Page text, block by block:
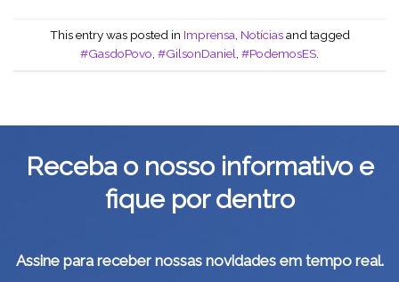
This entry was posted in Imprensa Notíciasand tagged
#GasdoPovo #GilsonDaniel #PodemosES
Receba o nosso informativo e
fique por dentro
Assine para receber nossas novidades em tempo real.